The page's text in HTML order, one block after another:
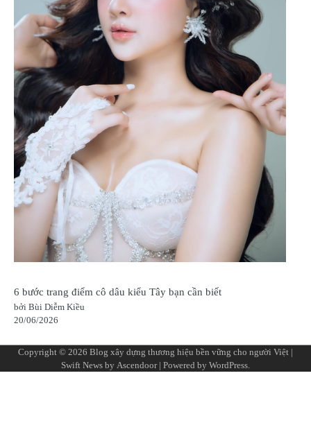
6 bước trang điểm cô dâu kiểu Tây bạn cần biết
bởi Bùi Diễm Kiều
20/06/2026
Copyright © 2026 Blog xây dựng thương hiệu bền vững cho người Việt |
Swift News by Ascendoor| Powered by WordPress.